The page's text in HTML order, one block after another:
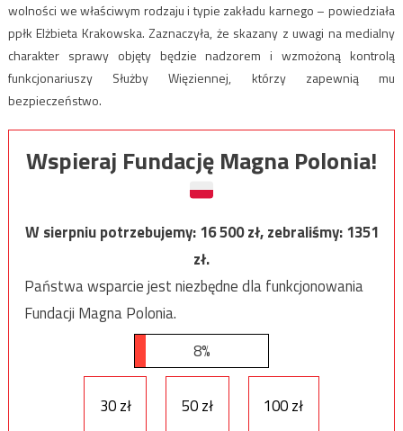
wolności we właściwym rodzaju i typie zakładu karnego – powiedziała
ppłk Elżbieta Krakowska. Zaznaczyła, że skazany z uwagi na medialny
charakter sprawy objęty będzie nadzorem i wzmożoną kontrolą
funkcjonariuszy Służby Więziennej, którzy zapewnią mu
bezpieczeństwo.
Wspieraj Fundację Magna Polonia!
W sierpniu potrzebujemy:16 500zł, zebraliśmy:1351
zł.
Państwa wsparcie jest niezbędne dla funkcjonowania
Fundacji Magna Polonia.
8%
30 zł 50 zł 100 zł